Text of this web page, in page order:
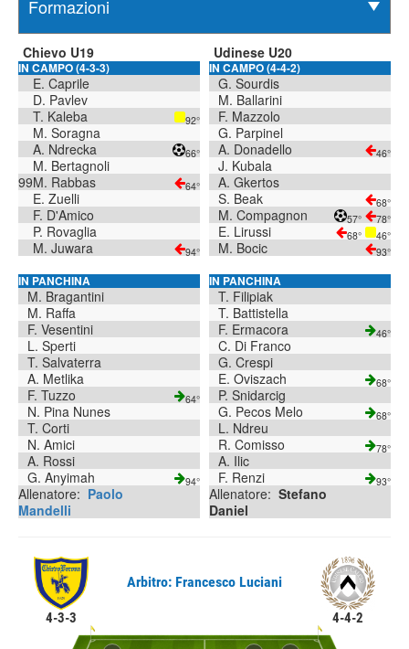
Chievo U19
IN CAMPO (4-3-3)
E. Caprile
D. Pavlev
T. Kaleba
92°
M. Soragna
A. Ndrecka
66°
M. Bertagnoli
99M. Rabbas 64°
E. Zuelli
F. D'Amico
P. Rovaglia
M. Juwara
94°
IN PANCHINA
M. Bragantini
M. Raffa
F. Vesentini
L. Sperti
T. Salvaterra
A. Metlika
F. Tuzzo
64°
N. Pina Nunes
T. Corti
N. Amici
A. Rossi
G. Anyimah
94°
Allenatore: Paolo
Mandelli
Udinese U20
IN CAMPO (4-4-2)
G. Sourdis
M. Ballarini
F. Mazzolo
G. Parpinel
A. Donadello
46°
J. Kubala
A. Gkertos
S. Beak
68°
M. Compagnon 57° 78°
E. Lirussi 68° 46°
M. Bocic 93°
IN PANCHINA
T. Filipiak
T. Battistella
F. Ermacora
46°
C. Di Franco
G. Crespi
E. Oviszach
68°
P. Snidarcig
G. Pecos Melo
68°
L. Ndreu
R. Comisso
78°
A. Ilic
F. Renzi
93°
Allenatore: Stefano
Daniel
4-3-3
Arbitro: Francesco Luciani
4-4-2